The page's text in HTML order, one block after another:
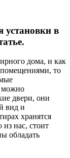
установки в
дома, и как
то
можно
двери, они
вид и
хранятся
нас, стоит
обладать